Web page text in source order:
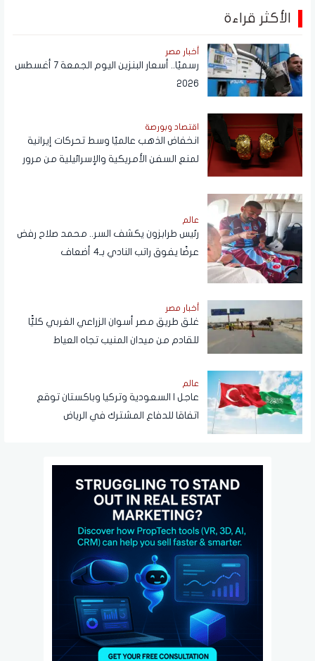
الأكثر قراءة
أخبار مصر
رسميًا.. أسعار البنزين اليوم الجمعة 7 أغسطس
2026
اقتصاد وبورصة
انخفاض الذهب عالميًا وسط تحركات إيرانية
لمنع السفن الأمريكية والإسرائيلية من مرور
عالم
رئيس طرابزون يكشف السر.. محمد صلاح رفض
عرضًا يفوق راتب النادي بـ4 أضعاف
أخبار مصر
غلق طريق مصر أسوان الزراعي الغربي كليًّا
للقادم من ميدان المنيب تجاه العياط
عالم
عاجل | السعودية وتركيا وباكستان توقع
اتفاقا للدفاع المشترك في الرياض